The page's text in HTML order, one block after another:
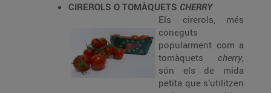
CIREROLS O TOMÀQUETS CHERRY
Els cirerols, més
coneguts
popularment com a
tomàquets cherry,
són els de mida
petita que s’utilitzen